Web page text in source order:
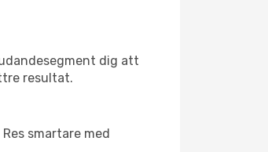
dig att
resultat.
smartare med